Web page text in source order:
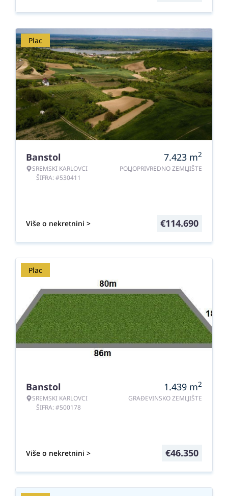
Plac
Banstol
SREMSKI KARLOVCI
ŠIFRA: #530411
7.423 m2
POLJOPRIVREDNO ZEMLJIŠTE
Više o nekretnini > €114.690
Plac
Banstol
SREMSKI KARLOVCI
ŠIFRA: #500178
1.439 m2
GRAĐEVINSKO ZEMLJIŠTE
Više o nekretnini > €46.350